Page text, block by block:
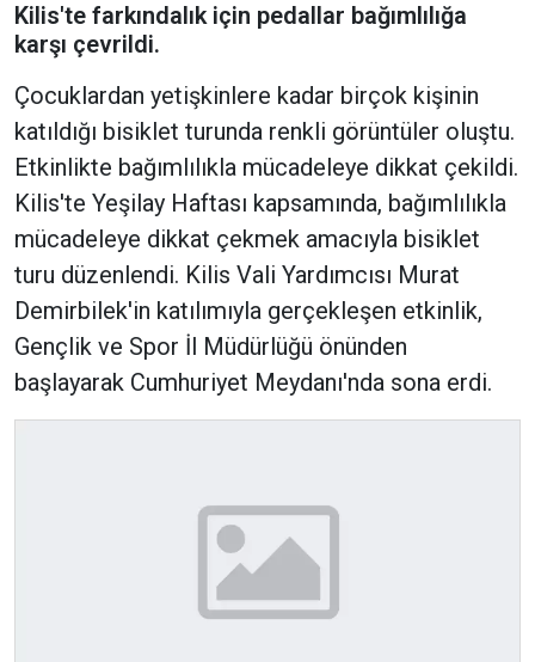
Kilis'te farkındalık için pedallar bağımlılığa
karşı çevrildi.
Çocuklardan yetişkinlere kadar birçok kişinin
katıldığı bisiklet turunda renkli görüntüler oluştu.
Etkinlikte bağımlılıkla mücadeleye dikkat çekildi.
Kilis'te Yeşilay Haftası kapsamında, bağımlılıkla
mücadeleye dikkat çekmek amacıyla bisiklet
turu düzenlendi. Kilis Vali Yardımcısı Murat
Demirbilek'in katılımıyla gerçekleşen etkinlik,
Gençlik ve Spor İl Müdürlüğü önünden
başlayarak Cumhuriyet Meydanı'nda sona erdi.